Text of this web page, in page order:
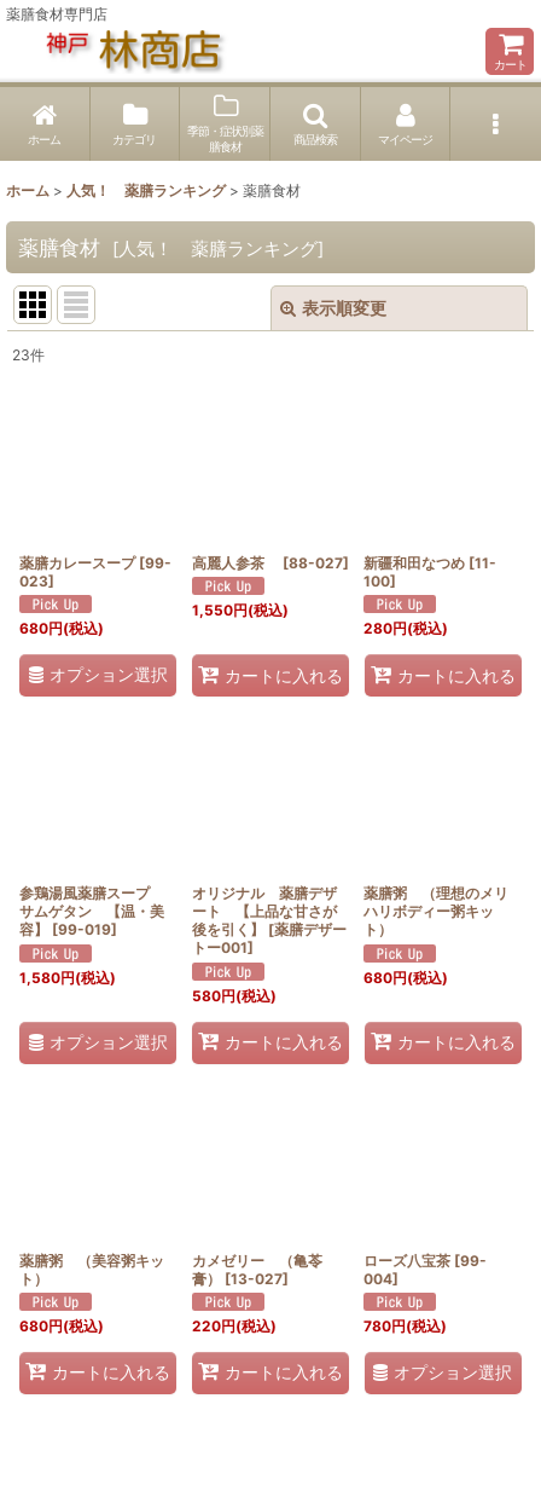
薬膳食材専門店
カート
ホーム カテゴリ
季節・症状別薬
膳食材
商品検索 マイページ
ホーム > 人気！ 薬膳ランキング > 薬膳食材
薬膳食材 [人気！ 薬膳ランキング]
表示順変更
23件
薬膳カレースープ [99-
023]
680円(税込)
オプション選択
高麗人参茶 [88-027]
1,550円(税込)
カートに入れる
新疆和田なつめ [11-
100]
280円(税込)
カートに入れる
参鶏湯風薬膳スープ
サムゲタン 【温・美
容】
[99-019]
1,580円(税込)
オプション選択
オリジナル 薬膳デザ
ート 【上品な甘さが
後を引く】
[薬膳デザー
トー001]
580円(税込)
カートに入れる
薬膳粥 （理想のメリ
ハリボディー粥キッ
ト）
680円(税込)
カートに入れる
薬膳粥 （美容粥キッ
ト）
680円(税込)
カートに入れる
カメゼリー （亀苓
膏）
[13-027]
220円(税込)
カートに入れる
ローズ八宝茶 [99-
004]
780円(税込)
オプション選択